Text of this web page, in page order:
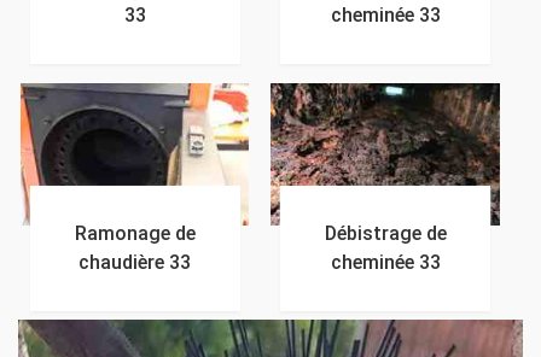
33
cheminée 33
Ramonage de
chaudière 33
Débistrage de
cheminée 33